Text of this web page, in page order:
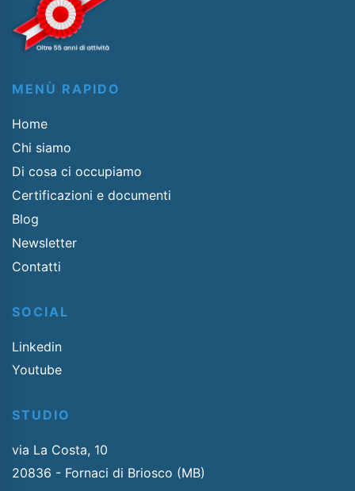
MENÙ RAPIDO
Home
Chi siamo
Di cosa ci occupiamo
Certificazioni e documenti
Blog
Newsletter
Contatti
SOCIAL
Linkedin
Youtube
STUDIO
via La Costa, 10
20836 - Fornaci di Briosco (MB)